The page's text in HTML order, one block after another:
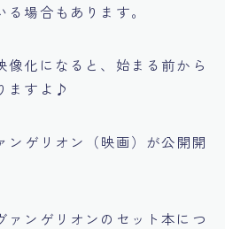
場合もあります。
像化になると、始まる前から
ますよ♪
ンゲリオン（映画）が公開開
ァンゲリオンのセット本につ